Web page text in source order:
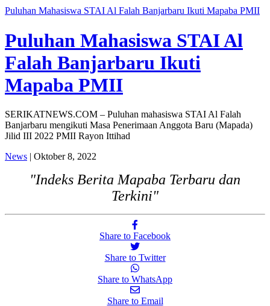
Puluhan Mahasiswa STAI Al Falah Banjarbaru Ikuti Mapaba PMII
Puluhan Mahasiswa STAI Al
Falah Banjarbaru Ikuti
Mapaba PMII
SERIKATNEWS.COM – Puluhan mahasiswa STAI Al Falah
Banjarbaru mengikuti Masa Penerimaan Anggota Baru (Mapada)
Jilid III 2022 PMII Rayon Ittihad
News | Oktober 8, 2022
"Indeks Berita Mapaba Terbaru dan
Terkini"
Share to Facebook
Share to Twitter
Share to WhatsApp
Share to Email